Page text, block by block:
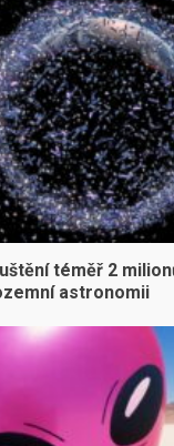
téměř 2
astronomii